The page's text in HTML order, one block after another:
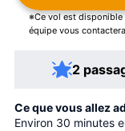
※Ce vol est disponible
équipe vous
2
Ce que vous allez
Environ 30 minutes